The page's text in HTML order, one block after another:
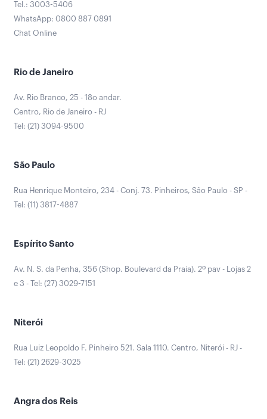
Tel.: 3003-5406
WhatsApp: 0800 887 0891
Chat Online
Rio de Janeiro
Av. Rio Branco, 25 - 18o andar.
Centro, Rio de Janeiro - RJ
Tel: (21) 3094-9500
São Paulo
Rua Henrique Monteiro, 234 - Conj. 73. Pinheiros, São Paulo - SP -
Tel: (11) 3817-4887
Espírito Santo
Av. N. S. da Penha, 356 (Shop. Boulevard da Praia). 2º pav - Lojas 2
e 3 - Tel: (27) 3029-7151
Niterói
Rua Luiz Leopoldo F. Pinheiro 521. Sala 1110. Centro, Niterói - RJ -
Tel: (21) 2629-3025
Angra dos Reis